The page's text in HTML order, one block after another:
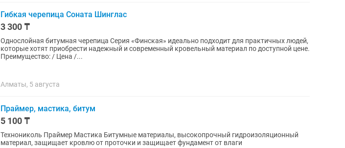
Гибкая черепица Соната Шинглас
3 300 ₸
Однослойная битумная черепица Серия «Финская» идеально подходит для практичных людей,
которые хотят приобрести надежный и современный кровельный материал по доступной цене.
Преимущество: / Цена /...
Алматы, 5 августа
Праймер, мастика, битум
5 100 ₸
Технониколь Праймер Мастика Битумные материалы, высокопрочный гидроизоляционный
материал, защищает кровлю от проточки и защищает фундамент от влаги